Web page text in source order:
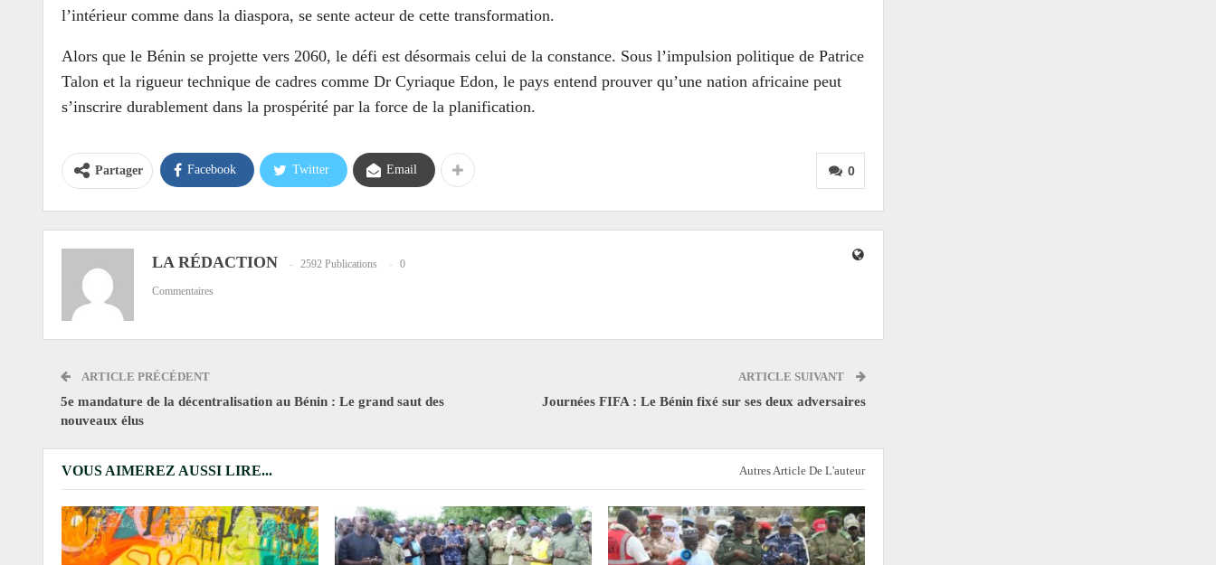
l’intérieur comme dans la diaspora, se sente acteur de cette transformation.
Alors que le Bénin se projette vers 2060, le défi est désormais celui de la constance. Sous l’impulsion politique de Patrice
Talon et la rigueur technique de cadres comme Dr Cyriaque Edon, le pays entend prouver qu’une nation africaine peut
s’inscrire durablement dans la prospérité par la force de la planification.
0
Partager Facebook Twitter Email
LA RÉDACTION 2592 Publications 0
Commentaires
ARTICLE PRÉCÉDENT
5e mandature de la décentralisation au Bénin : Le grand saut des
nouveaux élus
ARTICLE SUIVANT
Journées FIFA : Le Bénin fixé sur ses deux adversaires
VOUS AIMEREZ AUSSI LIRE... Autres Article De L'auteur